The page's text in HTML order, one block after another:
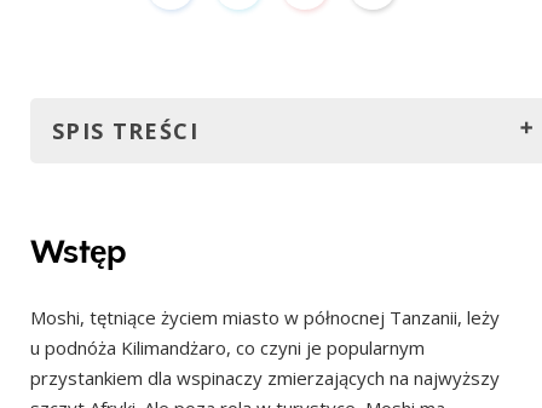
SPIS TREŚCI
Jak dotrzeć do Moshi?
Drogą lądową
Pociągiem
Najlepszy czas na wizytę
Wstęp
Moshi, tętniące życiem miasto w północnej Tanzanii, leży
u podnóża Kilimandżaro, co czyni je popularnym
przystankiem dla wspinaczy zmierzających na najwyższy